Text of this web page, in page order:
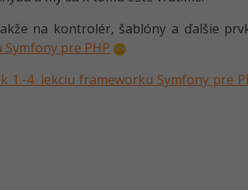
na kontrolér, šablóny a ďalšie
pre PHP
1.-4. lekciu frameworku Symfony pre